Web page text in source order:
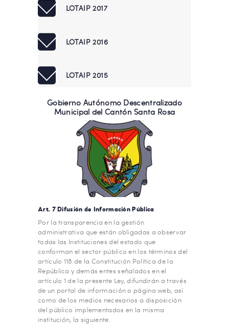
LOTAIP 2017
LOTAIP 2016
LOTAIP 2015
Gobierno Autónomo Descentralizado
Municipal del Cantón Santa Rosa
Art. 7 Difusión de Información Pública
Por la transparencia en la gestión
administrativa que están obligadas a observar
todas las Instituciones del estado que
conforman el sector público en los términos del
artículo 118 de la Constitución Política de la
República y demás entes señalados en el
artículo 1 de la presente Ley, difundirán a través
de un portal de información o página web, así
como de los medios necesarios a disposición
del público implementados en la misma
institución, la siguiente.